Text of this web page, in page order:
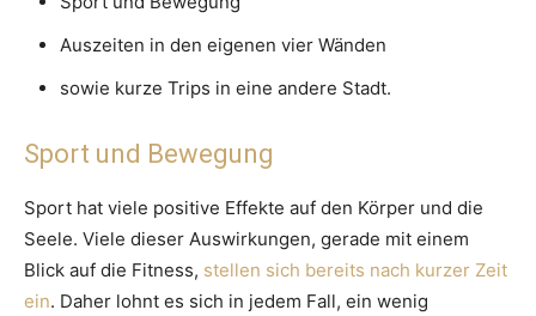
Auszeiten in den eigenen vier Wänden
sowie kurze Trips in eine andere Stadt.
Sport und Bewegung
Sport hat viele positive Effekte auf den Körper und die
Seele. Viele dieser Auswirkungen, gerade mit einem
Blick auf die Fitness, stellen sich bereits nach kurzer Zeit
ein. Daher lohnt es sich in jedem Fall, ein wenig